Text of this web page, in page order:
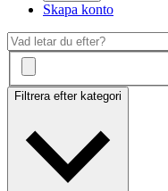
Skapa konto
Filtrera efter kategori